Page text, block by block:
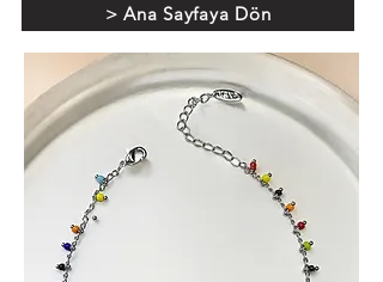
> Ana Sayfaya Dön